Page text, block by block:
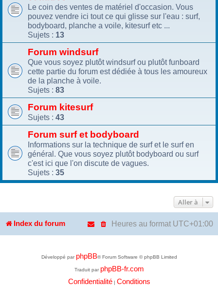
Le coin des ventes de matériel d'occasion. Vous
pouvez vendre ici tout ce qui glisse sur l'eau : surf,
bodyboard, planche a voile, kitesurf etc ...
Sujets : 13
Forum windsurf
Que vous soyez plutôt windsurf ou plutôt funboard
cette partie du forum est dédiée à tous les amoureux
de la planche à voile.
Sujets : 83
Forum kitesurf
Sujets : 43
Forum surf et bodyboard
Informations sur la technique de surf et le surf en
général. Que vous soyez plutôt bodyboard ou surf
c'est ici que l'on discute de vagues.
Sujets : 35
Aller à
Index du forum Heures au format UTC+01:00
Développé par phpBB® Forum Software © phpBB Limited
Traduit par phpBB-fr.com
Confidentialité| Conditions